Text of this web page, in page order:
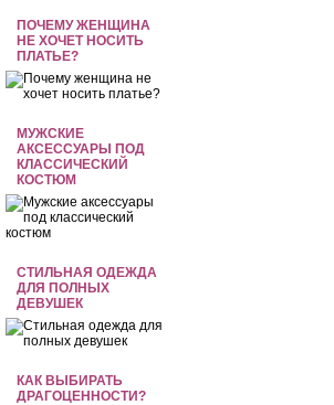
ПОЧЕМУ ЖЕНЩИНА
НЕ ХОЧЕТ НОСИТЬ
ПЛАТЬЕ?
МУЖСКИЕ
АКСЕССУАРЫ ПОД
КЛАССИЧЕСКИЙ
КОСТЮМ
СТИЛЬНАЯ ОДЕЖДА
ДЛЯ ПОЛНЫХ
ДЕВУШЕК
КАК ВЫБИРАТЬ
ДРАГОЦЕННОСТИ?